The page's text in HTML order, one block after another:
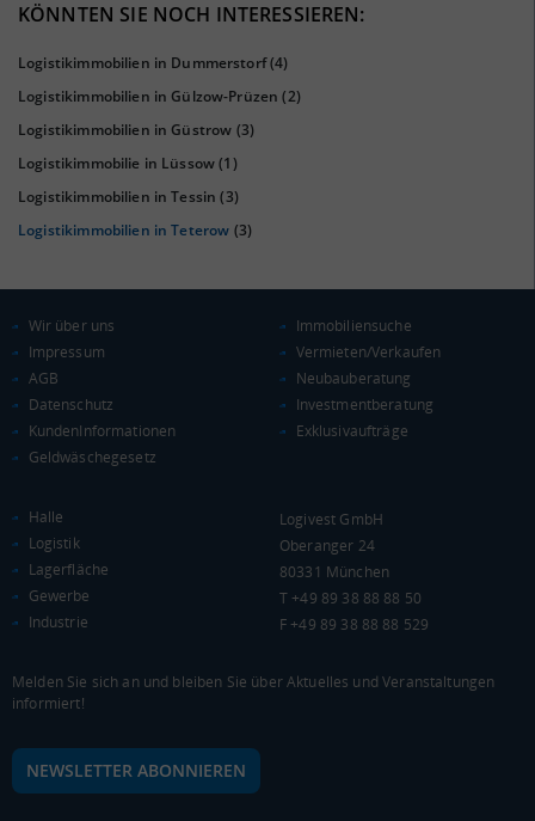
Euro pro Kopf
(Landkreis / Kreisfreie Stadt)
Kaufkraftindex
(Landkreis / Kreisfreie Stadt)
KAUFKRAFT - EURO PRO KOPF
0 €
Bundesland
WIRTSCHAFTSKRAFT(STAND: 2018)
(LANDKREIS / KREISFREIE STADT)
KÖNNTEN SIE NOCH INTERESSIEREN:
Logistikimmobilien in Dummerstorf(4)
Logistikimmobilien in Gülzow-Prüzen (2)
Logistikimmobilien in Güstrow (3)
Logistikimmobilie in Lüssow(1)
Logistikimmobilien in Tessin (3)
Logistikimmobilien in Teterow (3)
Wir über uns
Impressum
AGB
Datenschutz
KundenInformationen
Geldwäschegesetz
Immobiliensuche
Vermieten/Verkaufen
Neubauberatung
Investmentberatung
Exklusivaufträge
Halle
Logistik
Lagerfläche
Gewerbe
Industrie
Logivest GmbH
Oberanger 24
80331 München
T +49 89 38 88 88 50
F +49 89 38 88 88 529
Melden Sie sich an und bleiben Sie über Aktuelles und Veranstaltungen
informiert!
NEWSLETTER ABONNIEREN